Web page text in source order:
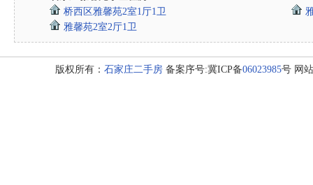
桥西区雅馨苑2室1厅1卫
雅馨苑2室2厅1卫
版权所有： 石家庄二手房 备案序号:冀ICP备06023985号 网